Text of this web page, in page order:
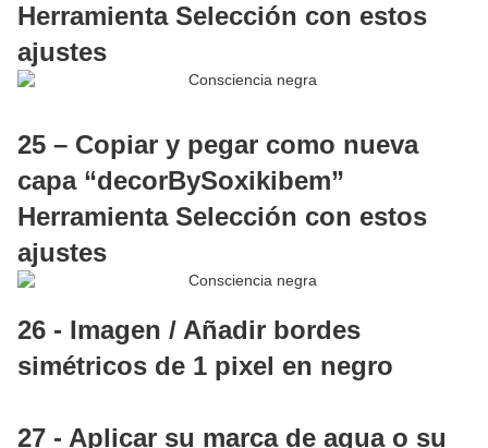
Herramienta Selección con estos
ajustes
25 – Copiar y pegar como nueva
capa “decorBySoxikibem”
Herramienta Selección con estos
ajustes
26 - Imagen / Añadir bordes
simétricos de 1 pixel en negro
27 - Aplicar su marca de agua o su